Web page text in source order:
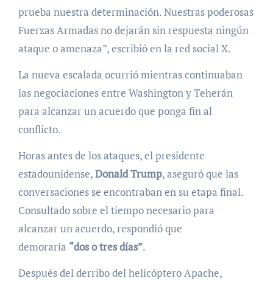
prueba nuestra determinación. Nuestras poderosas
Fuerzas Armadas no dejarán sin respuesta ningún
ataque o amenaza”, escribió en la red social X.
La nueva escalada ocurrió mientras continuaban
las negociaciones entre Washington y Teherán
para alcanzar un acuerdo que ponga fin al
conflicto.
Horas antes de los ataques, el presidente
estadounidense,Donald Trump, aseguró que las
conversaciones se encontraban en su etapa final.
Consultado sobre el tiempo necesario para
alcanzar un acuerdo, respondió que
demoraría “dos o tres días”.
Después del derribo del helicóptero Apache,